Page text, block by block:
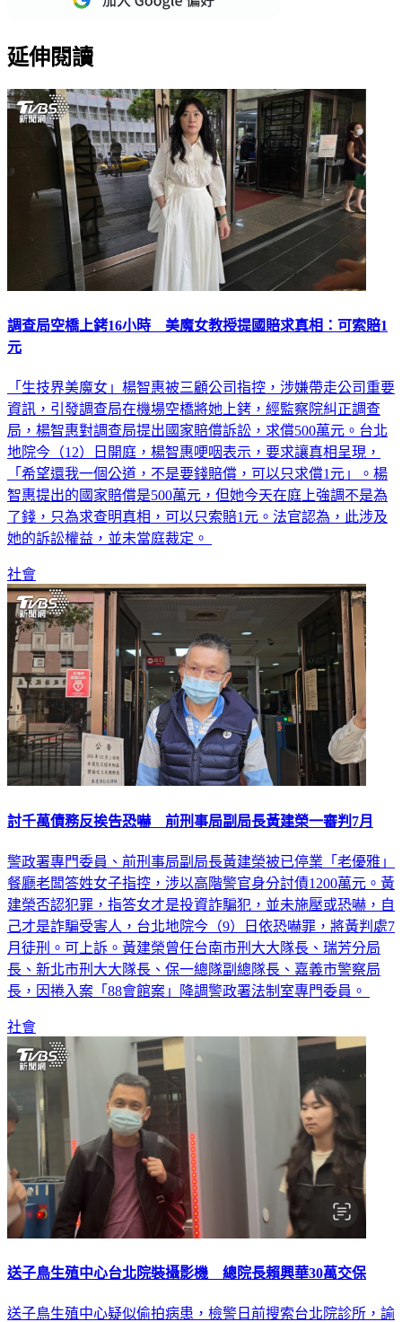
調查局空橋上銬16小時 美魔女教授提國賠求真相：可索賠1
「生技界美魔女」楊智惠被三顧公司指控，涉嫌帶走公司重要
資訊，引發調查局在機場空橋將她上銬，經監察院糾正調查
局，楊智惠對調查局提出國家賠償訴訟，求償500萬元。台北
地院今（12）日開庭，楊智惠哽咽表示，要求讓真相呈現，
「希望還我一個公道，不是要錢賠償，可以只求償1元」。楊
智惠提出的國家賠償是500萬元，但她今天在庭上強調不是為
了錢，只為求查明真相，可以只索賠1元。法官認為，此涉及
社會
警政署專門委員、前刑事局副局長黃建榮被已停業「老優雅」
餐廳老闆答姓女子指控，涉以高階警官身分討債1200萬元。黃
建榮否認犯罪，指答女才是投資詐騙犯，並未施壓或恐嚇，自
己才是詐騙受害人，台北地院今（9）日依恐嚇罪，將黃判處7
月徒刑。可上訴。黃建榮曾任台南市刑大大隊長、瑞芳分局
長、新北市刑大大隊長、保一總隊副總隊長、嘉義市警察局
社會